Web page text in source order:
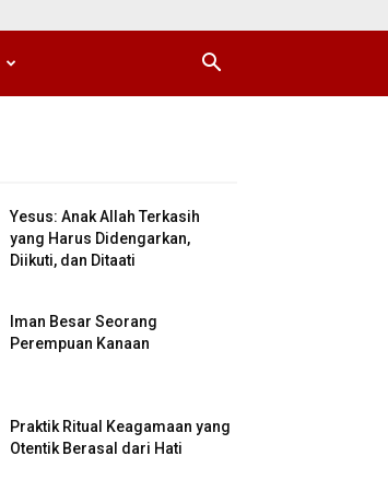
Yesus: Anak Allah Terkasih
yang Harus Didengarkan,
Diikuti, dan Ditaati
Iman Besar Seorang
Perempuan Kanaan
Praktik Ritual Keagamaan yang
Otentik Berasal dari Hati